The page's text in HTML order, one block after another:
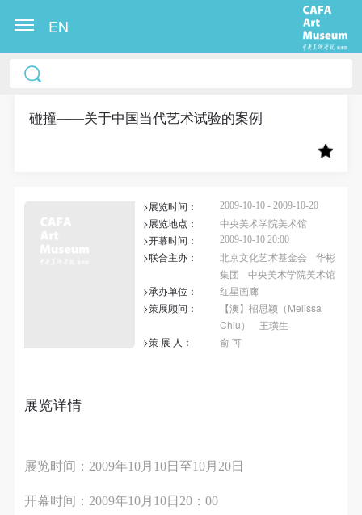
EN
碰撞——关于中国当代艺术试验的案例
>展览时间： 2009-10-10 - 2009-10-20
>展览地点：
中央美术学院美术馆
>开幕时间：
2009-10-10 20:00
>联合主办： 北京文化艺术基金会
华彬
集团
中央美术学院美术馆
>承办单位：
红星画廊
>策展顾问：
【澳】招思颖（Melissa
Chiu）
王璜生
>策 展 人：
俞 可
展览详情
展览时间：2009年10月10日至10月20日
开幕时间：2009年10月10日20：00
中央美术学院美术馆出版授权协议书
称“CAFAM”），愿意将本人参与中央美术学院美术馆
动）的涉及本人的图像、照片、文字、著作、活动成
作发表、出版。中央美术学院可以以电子、网络及其
它数字媒体形式公开出版，并同意编入《中国知识资
源总库》《中央美术学院资料库》《中央美术学院美
术馆资料库》等相关资料、文献、档案机构和平台，
在中央美术学院中使用和在互联网上传播，同意按相
中央美术学院美术馆活动安全免责协议书
负的原则。但活动有风险，参加者应有必要的风险意
第二条
律、法规，必须遵循道德和社会公德规范，并应该具
中央美术学院美术馆出版授权协议书
称“CAFAM”），愿意将本人参与中央美术学院美术馆
动）的涉及本人的图像、照片、文字、著作、活动成
作发表、出版。中央美术学院可以以电子、网络及其
它数字媒体形式公开出版，并同意编入《中国知识资
源总库》《中央美术学院资料库》《中央美术学院美
术馆资料库》等相关资料、文献、档案机构和平台，
在中央美术学院中使用和在互联网上传播，同意按相
中央美术学院美术馆活动安全免责协议书
负的原则。但活动有风险，参加者应有必要的风险意
第二条
律、法规，必须遵循道德和社会公德规范，并应该具
中央美术学院美术馆出版授权协议书
称“CAFAM”），愿意将本人参与中央美术学院美术馆
动）的涉及本人的图像、照片、文字、著作、活动成
作发表、出版。中央美术学院可以以电子、网络及其
它数字媒体形式公开出版，并同意编入《中国知识资
源总库》《中央美术学院资料库》《中央美术学院美
术馆资料库》等相关资料、文献、档案机构和平台，
在中央美术学院中使用和在互联网上传播，同意按相
中央美术学院美术馆活动安全免责协议书
负的原则。但活动有风险，参加者应有必要的风险意
第二条
律、法规，必须遵循道德和社会公德规范，并应该具